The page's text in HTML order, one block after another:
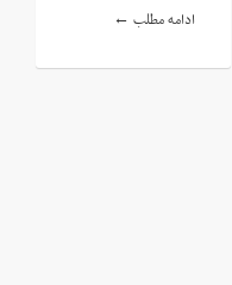
ادامه مطلب ←